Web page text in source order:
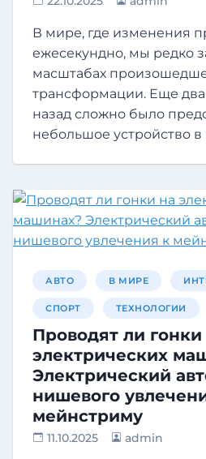
В мире, где изменения
ежесекундно, мы редко
масштабах
трансформации. Еще два
назад сложно было
небольшое устройство
АВТО В МИРЕ
СПОРТ ТЕХНОЛОГИИ
Проводят ли гонки
электрических
Электрический
нишевого
мейнстриму
11.10.2025 admin